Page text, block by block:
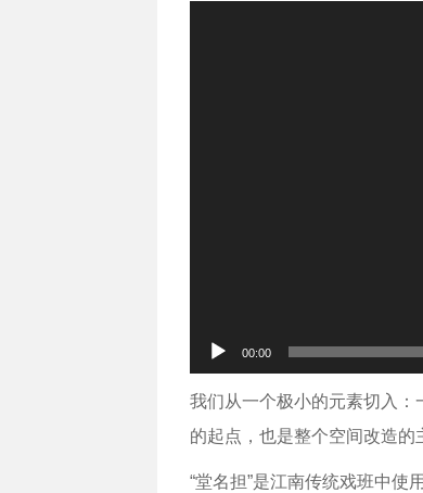
00:00
我们从一个极小的元素切入
的起点，也是整个空间改造的
“堂名担”是江南传统戏班中使